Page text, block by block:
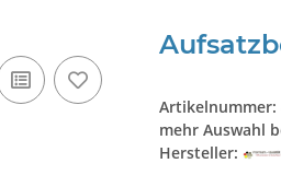
Artikelnummer:
mehr Auswahl
Hersteller: